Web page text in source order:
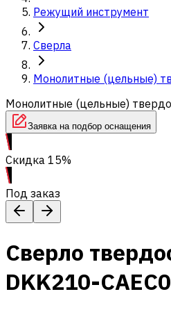
Режущий инструмент
Сверла
Монолитные (цельные)
Монолитные (цельные)
Заявка на подбор оснащения
Скидка 15%
Под заказ
Сверло
DKK210-